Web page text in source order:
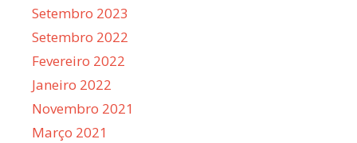
Setembro 2023
Setembro 2022
Fevereiro 2022
Janeiro 2022
Novembro 2021
Março 2021